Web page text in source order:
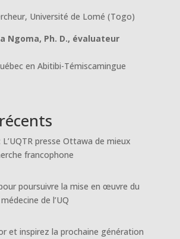
Université de Lomé (Togo)
Ngoma, Ph. D., évaluateur
en Abitibi-Témiscamingue
presse Ottawa de mieux
francophone
poursuivre la mise en œuvre du
de l’UQ
et inspirez la prochaine génération